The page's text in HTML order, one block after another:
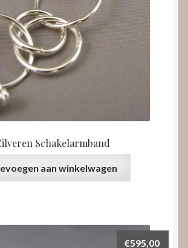
Schakelarmband
aan winkelwagen
€595,00